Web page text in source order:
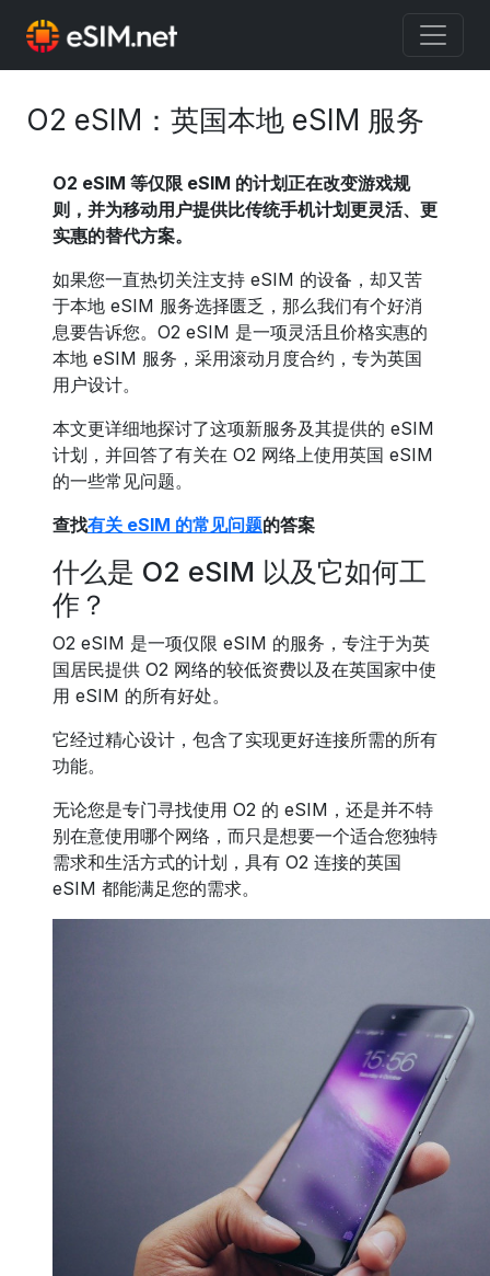
O2 eSIM：英国本地 eSIM 服务
O2 eSIM 等仅限 eSIM 的计划正在改变游戏规
则，并为移动用户提供比传统手机计划更灵活、更
实惠的替代方案。
如果您一直热切关注支持 eSIM 的设备，却又苦
于本地 eSIM 服务选择匮乏，那么我们有个好消
息要告诉您。O2 eSIM 是一项灵活且价格实惠的
本地 eSIM 服务，采用滚动月度合约，专为英国
用户设计。
本文更详细地探讨了这项新服务及其提供的 eSIM
计划，并回答了有关在 O2 网络上使用英国 eSIM
的一些常见问题。
查找有关 eSIM 的常见问题的答案
什么是 O2 eSIM 以及它如何工
作？
O2 eSIM 是一项仅限 eSIM 的服务，专注于为英
国居民提供 O2 网络的较低资费以及在英国家中使
用 eSIM 的所有好处。
它经过精心设计，包含了实现更好连接所需的所有
功能。
无论您是专门寻找使用 O2 的 eSIM，还是并不特
别在意使用哪个网络，而只是想要一个适合您独特
需求和生活方式的计划，具有 O2 连接的英国
eSIM 都能满足您的需求。